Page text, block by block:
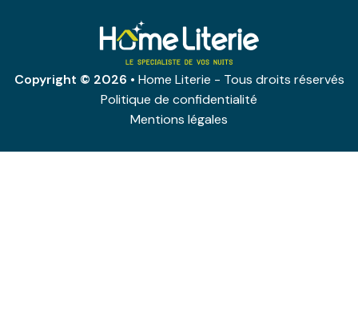
Copyright © 2026 • Home Literie - Tous droits réservés
Politique de confidentialité
Mentions légales